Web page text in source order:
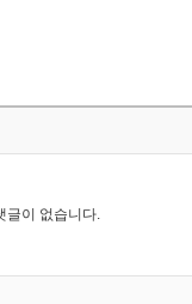
글이 없습니다.